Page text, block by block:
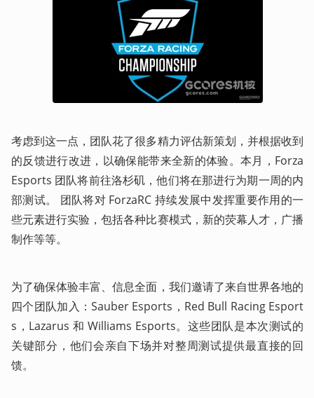
考虑到这一点，团队花了很多精力评估新策划，并根据收到
的反馈进行改进，以确保能带来全新的体验。本月，Forza
Esports 团队将前往洛杉矶，他们将在那进行为期一周的内
部测试。 团队将对 ForzaRC 持续发展中发挥重要作用的一
些元素进行实验，包括各种比赛模式，新的荧幕人才，广播
制作等等。
为了确保体验丰富、信息全面，我们邀请了来自世界各地的
四个团队加入：Sauber Esports，Red Bull Racing Esport
s，Lazarus 和 Williams Esports。这些团队是本次测试的
关键部分，他们会亲自下场并对整周测试提供最直接的回
馈。